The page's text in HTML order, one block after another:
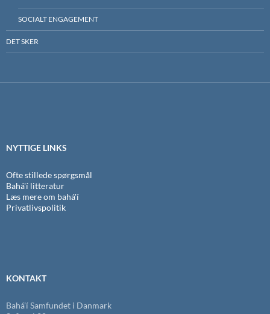
SOCIALT ENGAGEMENT
DET SKER
NYTTIGE LINKS
Ofte stillede spørgsmål
Bahá'í litteratur
Læs mere om bahá'í
Privatlivspolitik
KONTAKT
Bahá’í Samfundet i Danmark